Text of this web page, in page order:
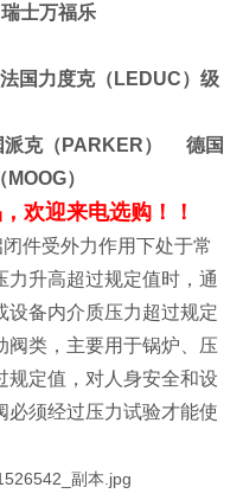
士万福乐
力度克（LEDUC）级
派克（PARKER） 德国
）
欢迎来电选购！！
闭件受外力作用下处于常
力升高超过规定值时，通
设备内介质压力超过规定
阀类，主要用于锅炉、压
规定值，对人身安全和设
必须经过压力试验才能使